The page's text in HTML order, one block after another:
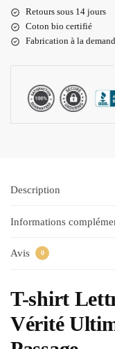
Retours sous 14 jours
Coton bio certifié
Fabrication à la
Description
Informations
Avis 0
T-shirt
Vérité